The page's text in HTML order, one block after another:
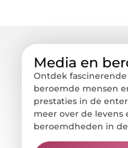
Media en
Ontdek
beroemde mensen
prestaties in de
meer over de levens
beroemdheden in